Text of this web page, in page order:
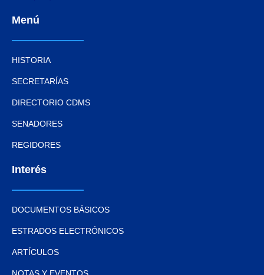
Menú
HISTORIA
SECRETARÍAS
DIRECTORIO CDMS
SENADORES
REGIDORES
Interés
DOCUMENTOS BÁSICOS
ESTRADOS ELECTRÓNICOS
ARTÍCULOS
NOTAS Y EVENTOS